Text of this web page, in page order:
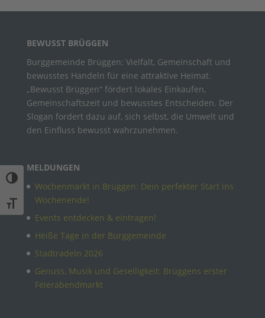
Umschalten auf hohe Kontraste
Schrift vergrößern
BEWUSST BRÜGGEN
Burggemeinde Brüggen: Vielfalt, Gemeinschaft und
bewusstes Handeln für eine attraktive Heimat.
„Bewusst Brüggen“ fördert lokales Einkaufen,
Gemeinschaftszeit und bewusstes Entscheiden. Der
Slogan fordert dazu auf, sich selbst, die Umwelt und
den Einfluss bewusst wahrzunehmen.
MELDUNGEN
Wochenmarkt in Brüggen: Dein perfekter Start ins
Wochenende!
Events entdecken & eintragen!
Heiße Tage in der Burggemeinde
Stadtradeln 2026
Genuss, Musik und Geselligkeit: Brüggens erster
Feierabendmarkt